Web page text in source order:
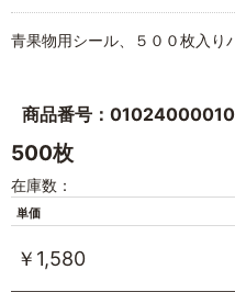
青果物用シール、５００枚入り
商品番号：
500枚
在庫数：
単価
￥1,580